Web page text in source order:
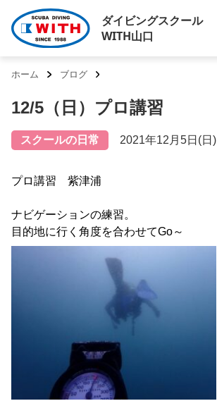
ダイビングスクール
WITH山口
ホーム ブログ
12/5（日）プロ講習
スクールの日常 2021年12月5日(日)
プロ講習 紫津浦
ナビゲーションの練習。
目的地に行く角度を合わせてGo～